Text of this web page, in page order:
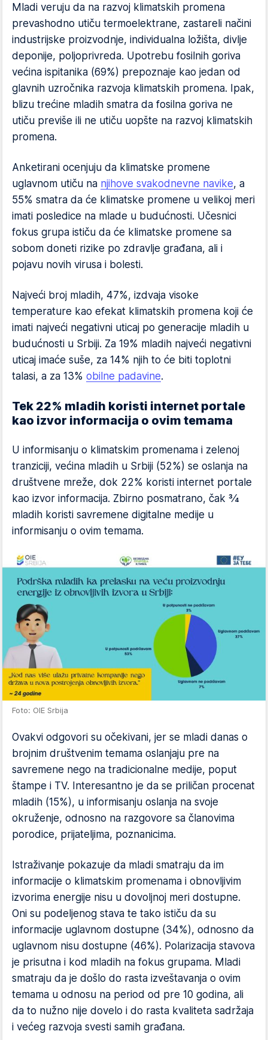
Mladi veruju da na razvoj klimatskih promena
prevashodno utiču termoelektrane, zastareli načini
industrijske proizvodnje, individualna ložišta, divlje
deponije, poljoprivreda. Upotrebu fosilnih goriva
većina ispitanika (69%) prepoznaje kao jedan od
glavnih uzročnika razvoja klimatskih promena. Ipak,
blizu trećine mladih smatra da fosilna goriva ne
utiču previše ili ne utiču uopšte na razvoj klimatskih
promena.
Anketirani ocenjuju da klimatske promene
uglavnom utiču na njihove svakodnevne navike, a
55% smatra da će klimatske promene u velikoj meri
imati posledice na mlade u budućnosti. Učesnici
fokus grupa ističu da će klimatske promene sa
sobom doneti rizike po zdravlje građana, ali i
pojavu novih virusa i bolesti.
Najveći broj mladih, 47%, izdvaja visoke
temperature kao efekat klimatskih promena koji će
imati najveći negativni uticaj po generacije mladih u
budućnosti u Srbiji. Za 19% mladih najveći negativni
uticaj imaće suše, za 14% njih to će biti toplotni
talasi, a za 13% obilne padavine.
Tek 22% mladih koristi internet portale
kao izvor informacija o ovim temama
U informisanju o klimatskim promenama i zelenoj
tranziciji, većina mladih u Srbiji (52%) se oslanja na
društvene mreže, dok 22% koristi internet portale
kao izvor informacija. Zbirno posmatrano, čak 3⁄4
mladih koristi savremene digitalne medije u
informisanju o ovim temama.
Foto: OIE Srbija
Ovakvi odgovori su očekivani, jer se mladi danas o
brojnim društvenim temama oslanjaju pre na
savremene nego na tradicionalne medije, poput
štampe i TV. Interesantno je da se priličan procenat
mladih (15%), u informisanju oslanja na svoje
okruženje, odnosno na razgovore sa članovima
porodice, prijateljima, poznanicima.
Istraživanje pokazuje da mladi smatraju da im
informacije o klimatskim promenama i obnovljivim
izvorima energije nisu u dovoljnoj meri dostupne.
Oni su podeljenog stava te tako ističu da su
informacije uglavnom dostupne (34%), odnosno da
uglavnom nisu dostupne (46%). Polarizacija stavova
je prisutna i kod mladih na fokus grupama. Mladi
smatraju da je došlo do rasta izveštavanja o ovim
temama u odnosu na period od pre 10 godina, ali
da to nužno nije dovelo i do rasta kvaliteta sadržaja
i većeg razvoja svesti samih građana.